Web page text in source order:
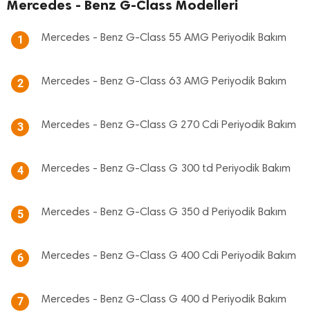
Mercedes - Benz G-Class Modelleri
1 Mercedes - Benz G-Class 55 AMG Periyodik Bakım
2 Mercedes - Benz G-Class 63 AMG Periyodik Bakım
3 Mercedes - Benz G-Class G 270 Cdi Periyodik Bakım
4 Mercedes - Benz G-Class G 300 td Periyodik Bakım
5 Mercedes - Benz G-Class G 350 d Periyodik Bakım
6 Mercedes - Benz G-Class G 400 Cdi Periyodik Bakım
7 Mercedes - Benz G-Class G 400 d Periyodik Bakım